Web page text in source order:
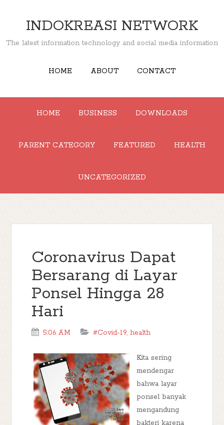
INDOKREASI NETWORK
The latest information technology and social media information
HOME ABOUT CONTACT
HOME BUSINESS DOWNLOADS
PARENT CATEGORY FEATURED HEALTH
UNCATEGORIZED
Coronavirus Dapat
Bersarang di Layar
Ponsel Hingga 28
Hari
5:06 AM #Covid-19,health
Kita sering
mendengar
bahwa layar
ponsel banyak
mengandung
bakteri karena